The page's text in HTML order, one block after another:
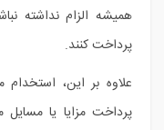
همیشه الزام نداشته
پرداخت کنند.
علاوه بر این، استخدام
پرداخت مزایا یا مسایل